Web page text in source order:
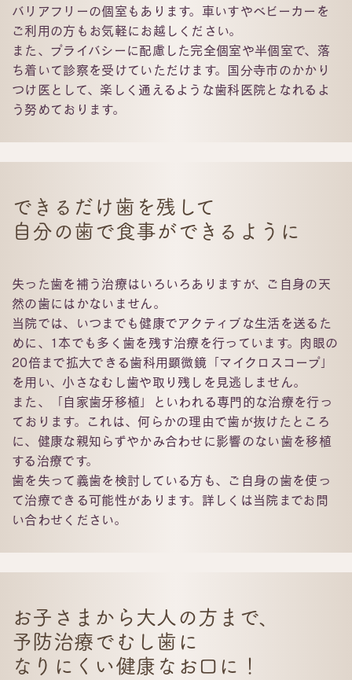
バリアフリーの個室もあります。車いすやベビーカーを
ご利用の方もお気軽にお越しください。
また、プライバシーに配慮した完全個室や半個室で、落
ち着いて診察を受けていただけます。国分寺市のかかり
つけ医として、楽しく通えるような歯科医院となれるよ
う努めております。
できるだけ歯を残して
自分の歯で食事ができるように
失った歯を補う治療はいろいろありますが、ご自身の天
然の歯にはかないません。
当院では、いつまでも健康でアクティブな生活を送るた
めに、1本でも多く歯を残す治療を行っています。肉眼の
20倍まで拡大できる歯科用顕微鏡「マイクロスコープ」
を用い、小さなむし歯や取り残しを見逃しません。
また、「自家歯牙移植」といわれる専門的な治療を行っ
ております。これは、何らかの理由で歯が抜けたところ
に、健康な親知らずやかみ合わせに影響のない歯を移植
する治療です。
歯を失って義歯を検討している方も、ご自身の歯を使っ
て治療できる可能性があります。詳しくは当院までお問
い合わせください。
お⼦さまから⼤⼈の⽅まで、
予防治療でむし⻭に
なりにくい健康なお⼝に！